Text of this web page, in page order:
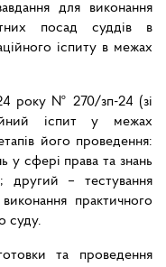
для виконання
посад суддів в
іспиту в межах
року № 270/зп-24 (зі
іспит у межах
його проведення:
у сфері права та знань
другий – тестування
практичного
суду.
та проведення